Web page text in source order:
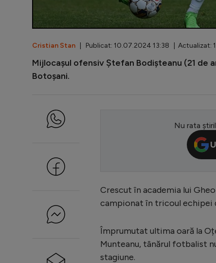
Cristian Stan | Publicat: 10.07.2024 13:38 | Actualizat:
Mijlocașul ofensiv Ștefan Bodișteanu (21 de
Botoșani.
Nu rata
Crescut în academia lui
campionat în tricoul echipei
Împrumutat ultima oară la
Munteanu, tânărul fotbalist
stagiune.